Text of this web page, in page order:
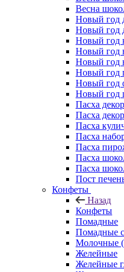
Весна
Новый год
Новый год
Новый год
Новый год
Новый год
Новый год
Новый год
Новый год
Пасха
Пасха
Пасха
Пасха
Пасха
Пасха
Пасха
Пост
Конфеты
Назад
Конфеты
Помадные
Помадные
Молочные
Желейные
Желейные